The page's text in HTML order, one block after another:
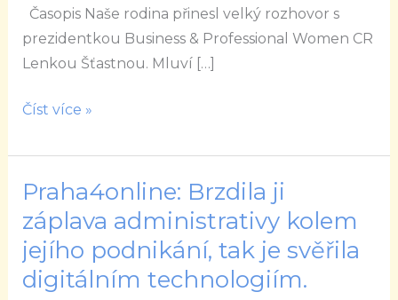
Časopis Naše rodina přinesl velký rozhovor s
prezidentkou Business & Professional Women CR
Lenkou Šťastnou. Mluví […]
Šťastnou
Číst více »
Praha4online: Brzdila ji
záplava administrativy kolem
jejího podnikání, tak je svěřila
digitálním technologiím.
Praha4online:
Brzdila
ji
záplava
administrativy